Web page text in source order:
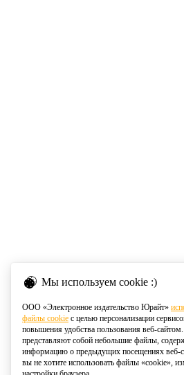
Мы используем cookie :)
ООО «Электронное издательство Юрайт»
файлы cookie с целью персонализации
повышения удобства пользования веб-
представляют собой небольшие файлы,
информацию о предыдущих посещениях веб-
вы не хотите использовать файлы «cookie»,